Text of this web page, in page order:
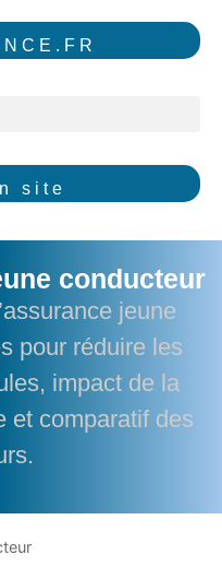
site
conducteur
jeune
pour réduire les
impact de la
et comparatif des